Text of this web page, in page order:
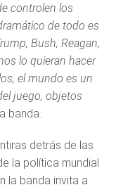
controlen los
de todo es
Bush, Reagan,
lo quieran hacer
el mundo es un
juego, objetos
banda.
detrás de las
la política mundial
la banda invita a